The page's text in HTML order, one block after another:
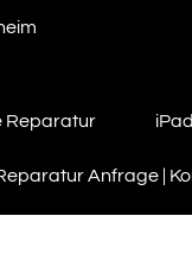
Reparatur
Anfrage |